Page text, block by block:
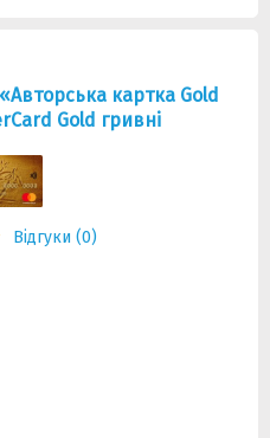
картка Gold
Gold гривні
Відгуки (0)